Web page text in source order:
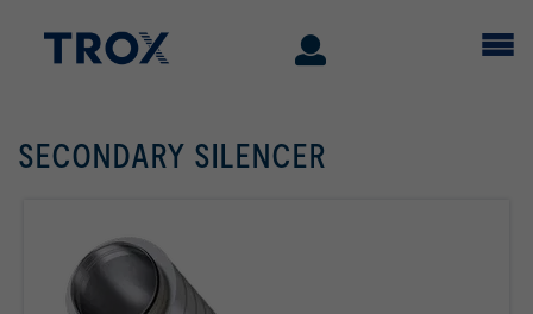
SECONDARY SILENCER